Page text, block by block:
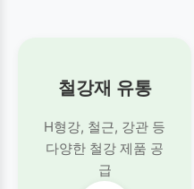
철강재 유통
H형강, 철근, 강관 등
다양한 철강 제품 공
급